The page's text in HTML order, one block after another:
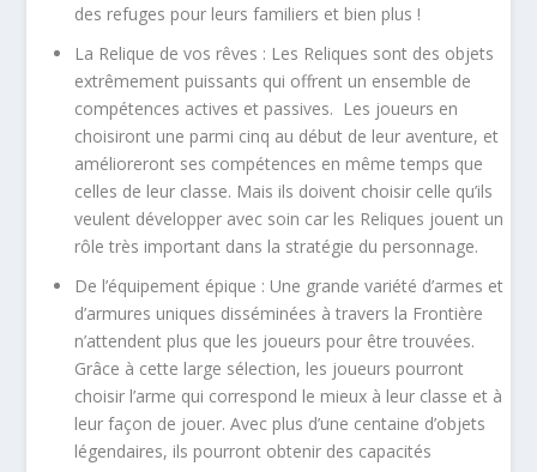
des refuges pour leurs familiers et bien plus !
La Relique de vos rêves : Les Reliques sont des objets
extrêmement puissants qui offrent un ensemble de
compétences actives et passives. Les joueurs en
choisiront une parmi cinq au début de leur aventure, et
amélioreront ses compétences en même temps que
celles de leur classe. Mais ils doivent choisir celle qu’ils
veulent développer avec soin car les Reliques jouent un
rôle très important dans la stratégie du personnage.
De l’équipement épique : Une grande variété d’armes et
d’armures uniques disséminées à travers la Frontière
n’attendent plus que les joueurs pour être trouvées.
Grâce à cette large sélection, les joueurs pourront
choisir l’arme qui correspond le mieux à leur classe et à
leur façon de jouer. Avec plus d’une centaine d’objets
légendaires, ils pourront obtenir des capacités